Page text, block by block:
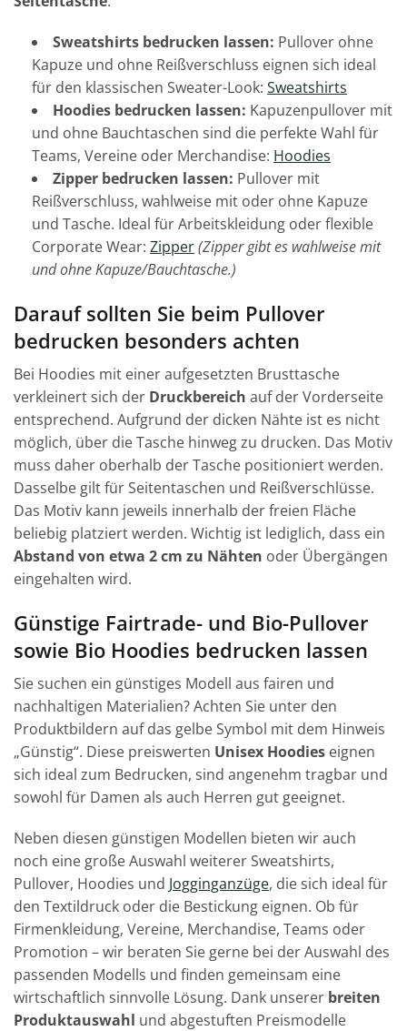
Sweatshirts bedrucken lassen: Pullover ohne
Kapuze und ohne Reißverschluss eignen sich ideal
für den klassischen Sweater-Look: Sweatshirts
Hoodies bedrucken lassen: Kapuzenpullover mit
und ohne Bauchtaschen sind die perfekte Wahl für
Teams, Vereine oder Merchandise: Hoodies
Zipper bedrucken lassen: Pullover mit
Reißverschluss, wahlweise mit oder ohne Kapuze
und Tasche. Ideal für Arbeitskleidung oder flexible
Corporate Wear: Zipper(Zipper gibt es wahlweise mit
und ohne Kapuze/Bauchtasche.)
Darauf sollten Sie beim Pullover
bedrucken besonders achten
Bei Hoodies mit einer aufgesetzten Brusttasche
verkleinert sich der Druckbereich auf der Vorderseite
entsprechend. Aufgrund der dicken Nähte ist es nicht
möglich, über die Tasche hinweg zu drucken. Das Motiv
muss daher oberhalb der Tasche positioniert werden.
Dasselbe gilt für Seitentaschen und Reißverschlüsse.
Das Motiv kann jeweils innerhalb der freien Fläche
beliebig platziert werden. Wichtig ist lediglich, dass ein
Abstand von etwa 2 cm zu Nähten oder Übergängen
eingehalten wird.
Günstige Fairtrade- und Bio-Pullover
sowie Bio Hoodies bedrucken lassen
Sie suchen ein günstiges Modell aus fairen und
nachhaltigen Materialien? Achten Sie unter den
Produktbildern auf das gelbe Symbol mit dem Hinweis
„Günstig“. Diese preiswerten Unisex Hoodies eignen
sich ideal zum Bedrucken, sind angenehm tragbar und
sowohl für Damen als auch Herren gut geeignet.
Neben diesen günstigen Modellen bieten wir auch
noch eine große Auswahl weiterer Sweatshirts,
Pullover, Hoodies und Jogginganzüge, die sich ideal für
den Textildruck oder die Bestickung eignen. Ob für
Firmenkleidung, Vereine, Merchandise, Teams oder
Promotion – wir beraten Sie gerne bei der Auswahl des
passenden Modells und finden gemeinsam eine
wirtschaftlich sinnvolle Lösung. Dank unserer breiten
Produktauswahl und abgestuften Preismodelle